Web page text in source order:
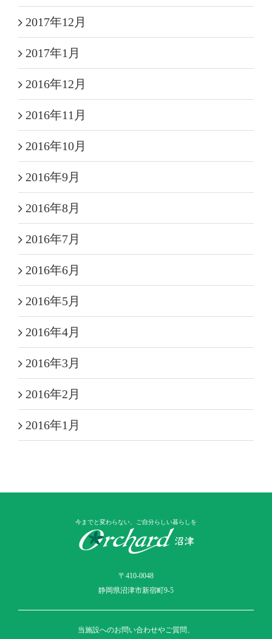
2017年12月
2017年1月
2016年12月
2016年11月
2016年10月
2016年9月
2016年8月
2016年7月
2016年6月
2016年5月
2016年4月
2016年3月
2016年2月
2016年1月
今までと変わらない、ご自分らしい暮らしを
〒410-0048
静岡県沼津市新宿町9-5
当施設へのお問い合わせやご質問、